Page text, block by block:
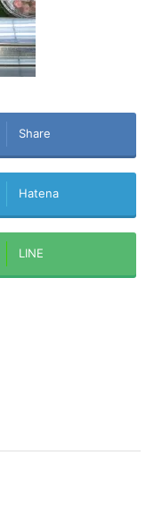
Share
Hatena
LINE